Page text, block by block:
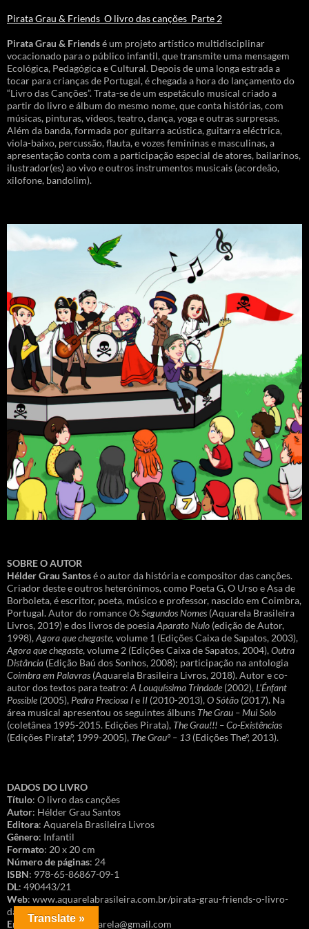
Pirata Grau & Friends_O livro das canções_Parte 2
Pirata Grau & Friendsé um projeto artístico multidisciplinar
vocacionado para o público infantil, que transmite uma mensagem
Ecológica, Pedagógica e Cultural. Depois de uma longa estrada a
tocar para crianças de Portugal, é chegada a hora do lançamento do
“Livro das Canções”. Trata-se de um espetáculo musical criado a
partir do livro e álbum do mesmo nome, que conta histórias, com
músicas, pinturas, vídeos, teatro, dança, yoga e outras surpresas.
Além da banda, formada por guitarra acústica, guitarra eléctrica,
viola-baixo, percussão, flauta, e vozes femininas e masculinas, a
apresentação conta com a participação especial de atores, bailarinos,
ilustrador(es) ao vivo e outros instrumentos musicais (acordeão,
xilofone, bandolim).
SOBRE O AUTOR
Hélder Grau Santosé o autor da história e compositor das canções.
Criador deste e outros heterónimos, como Poeta G, O Urso e Asa de
Borboleta, é escritor, poeta, músico e professor, nascido em Coimbra,
Portugal. Autor do romanceOs Segundos Nomes (Aquarela Brasileira
Livros, 2019) e dos livros de poesiaAparato Nulo (edição de Autor,
1998),Agora que chegaste, volume 1 (Edições Caixa de Sapatos, 2003),
Agora que chegaste, volume 2 (Edições Caixa de Sapatos, 2004),Outra
Distância (Edição Baú dos Sonhos, 2008); participação na antologia
Coimbra em Palavras (Aquarela Brasileira Livros, 2018). Autor e co-
autor dos textos para teatro: A Louquíssima Trindade (2002),L’Énfant
Possible (2005), Pedra Preciosa Ie II (2010-2013),O Sótão (2017). Na
área musical apresentou os seguintes álbuns The Grau – Mui Solo
(coletânea 1995-2015. Edições Pirata), The Grau!!! – Co-Existências
(Edições Pirataº, 1999-2005), The Grauº – 13 (Edições Theº, 2013).
DADOS DO LIVRO
Título: O livro das canções
Autor: Hélder Grau Santos
Editora: Aquarela Brasileira Livros
Gênero: Infantil
Formato: 20 x 20 cm
Número de páginas: 24
ISBN: 978-65-86867-09-1
DL: 490443/21
Web: www.aquarelabrasileira.com.br/pirata-grau-friends-o-livro-
das-cancoes
Encomendas: faleaquarela@gmail.com
Translate »